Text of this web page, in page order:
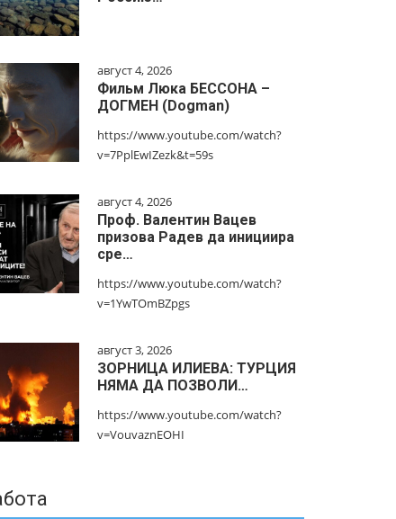
август 4, 2026
Фильм Люка БЕССОНА –
ДОГМЕН (Dogman)
https://www.youtube.com/watch?
v=7PplEwIZezk&t=59s
август 4, 2026
Проф. Валентин Вацев
призова Радев да инициира
сре…
https://www.youtube.com/watch?
v=1YwTOmBZpgs
август 3, 2026
ЗОРНИЦА ИЛИЕВА: ТУРЦИЯ
НЯМА ДА ПОЗВОЛИ…
https://www.youtube.com/watch?
v=VouvaznEOHI